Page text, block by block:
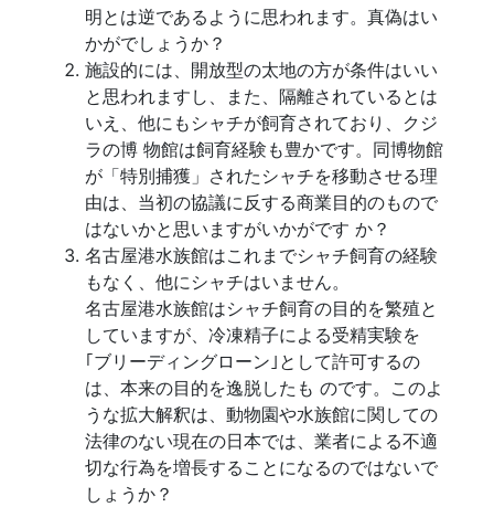
明とは逆であるように思われます。真偽はい
かがでしょうか？
施設的には、開放型の太地の方が条件はいい
と思われますし、また、隔離されているとは
いえ、他にもシャチが飼育されており、クジ
ラの博 物館は飼育経験も豊かです。同博物館
が「特別捕獲」されたシャチを移動させる理
由は、当初の協議に反する商業目的のもので
はないかと思いますがいかがです か？
名古屋港水族館はこれまでシャチ飼育の経験
もなく、他にシャチはいません。
名古屋港水族館はシャチ飼育の目的を繁殖と
していますが、冷凍精子による受精実験を
｢ブリーディングローン｣として許可するの
は、本来の目的を逸脱したも のです。このよ
うな拡大解釈は、動物園や水族館に関しての
法律のない現在の日本では、業者による不適
切な行為を増長することになるのではないで
しょうか？